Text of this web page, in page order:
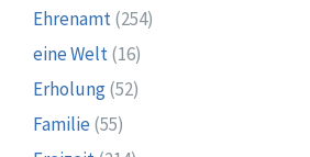
Ehrenamt(254)
eine Welt(16)
Erholung(52)
Familie (55)